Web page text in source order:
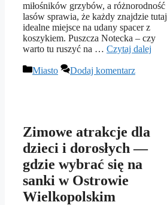
miłośników grzybów, a różnorodność
lasów sprawia, że każdy znajdzie tutaj
idealne miejsce na udany spacer z
koszykiem. Puszcza Notecka – czy
warto tu ruszyć na … Czytaj dalej
Kategorie
Miasto Dodaj komentarz
Zimowe atrakcje dla
dzieci i dorosłych —
gdzie wybrać się na
sanki w Ostrowie
Wielkopolskim